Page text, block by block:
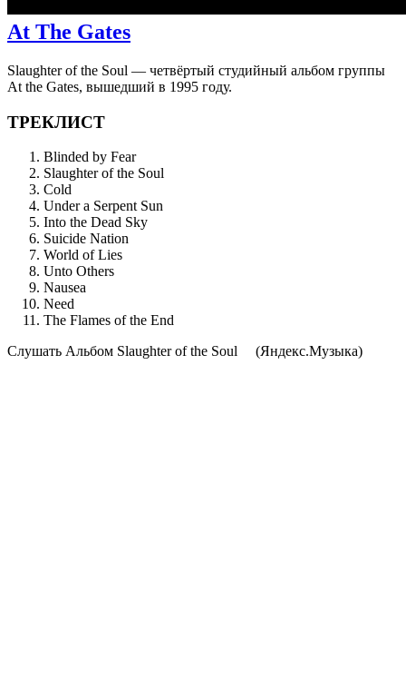
At The Gates
Slaughter of the Soul — четвёртый студийный альбом группы
At the Gates, вышедший в 1995 году.
ТРЕКЛИСТ
Blinded by Fear
Slaughter of the Soul
Cold
Under a Serpent Sun
Into the Dead Sky
Suicide Nation
World of Lies
Unto Others
Nausea
Need
The Flames of the End
Cлушать Альбом Slaughter of the Soul
(Яндекс.Музыка)